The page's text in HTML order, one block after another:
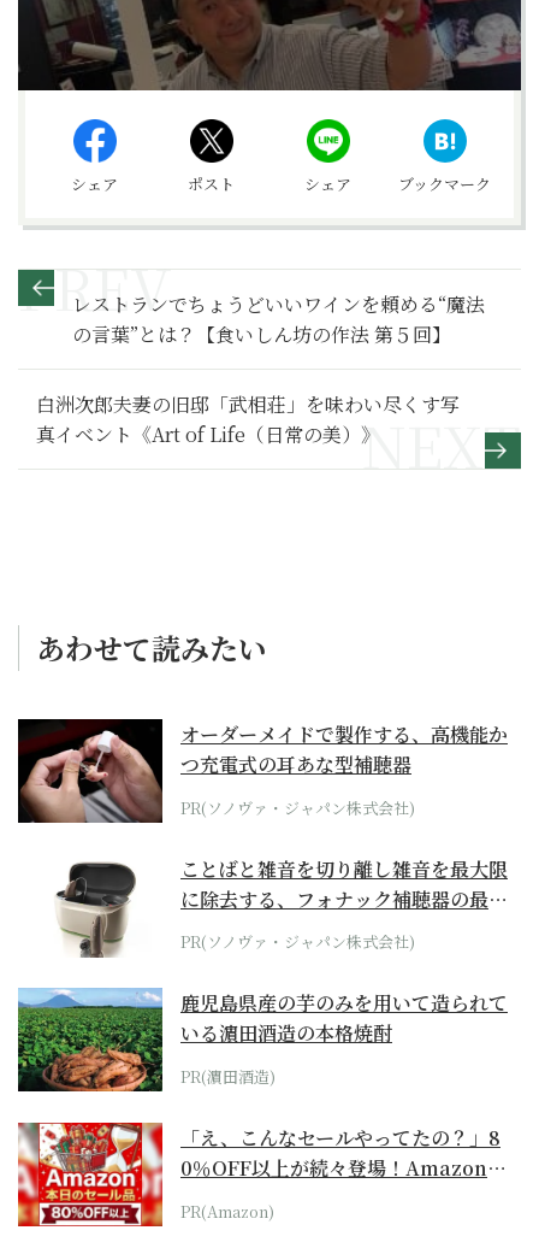
シェア ポスト シェア ブックマーク
レストランでちょうどいいワインを頼める“魔法
の言葉”とは？【食いしん坊の作法 第５回】
白洲次郎夫妻の旧邸「武相荘」を味わい尽くす写
真イベント《Art of Life（日常の美）》
あわせて読みたい
オーダーメイドで製作する、高機能か
つ充電式の耳あな型補聴器
PR(ソノヴァ・ジャパン株式会社)
ことばと雑音を切り離し雑音を最大限
に除去する、フォナック補聴器の最上
位モデル
PR(ソノヴァ・ジャパン株式会社)
鹿児島県産の芋のみを用いて造られて
いる濵田酒造の本格焼酎
PR(濵田酒造)
「え、こんなセールやってたの？」8
0％OFF以上が続々登場！Amazonの
本気が...
PR(Amazon)